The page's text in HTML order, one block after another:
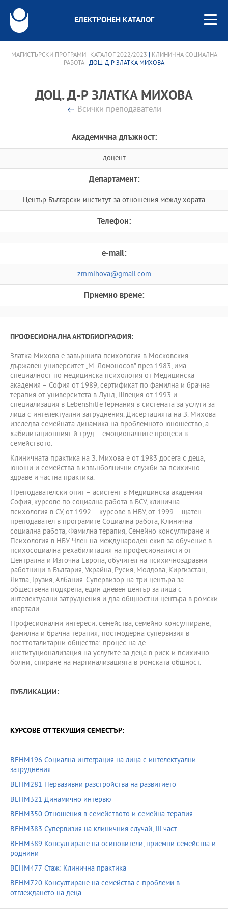
ЕЛЕКТРОНЕН КАТАЛОГ
МАГИСТЪРСКИ ПРОГРАМИ - КАТАЛОГ 2022/2023
КЛИНИЧНА СОЦИАЛНА
РАБОТА | ДОЦ. Д-Р ЗЛАТКА МИХОВА
ДОЦ. Д-Р ЗЛАТКА МИХОВА
Всички преподаватели
Академична длъжност:
доцент
Департамент:
Център Български институт за отношения между хората
Телефон:
e-mail:
zmmihova@gmail.com
Приемно време:
ПРОФЕСИОНАЛНА АВТОБИОГРАФИЯ:
Златка Михова е завършила психология в Московския
държавен университет „М. Ломоносов” през 1983, има
специалност по медицинска психология от Медицинска
академия – София от 1989, сертификат по фамилна и брачна
терапия от университета в Лунд, Швеция от 1993 и
специализация в Lebenshilfe Германия в системата за услуги за
лица с интелектуални затруднения. Дисертацията на З. Михова
изследва семейната динамика на проблемното юношество, а
хабилитационният й труд – емоционалните процеси в
семейството.
Клиничната практика на З. Михова е от 1983 досега с деца,
юноши и семейства в извънболнични служби за психично
здраве и частна практика.
Преподавателски опит – асистент в Медицинска академия
София, курсове по социална работа в БСУ, клинична
психология в СУ, от 1992 – курсове в НБУ, от 1999 – щатен
преподавател в програмите Социална работа, Клинична
социална работа, Фамилна терапия, Семейно консултиране и
Психология в НБУ. Член на международен екип за обучение в
психосоциална рехабилитация на професионалисти от
Централна и Източна Европа, обучител на психичноздравни
работници в България, Украйна, Русия, Молдова, Киргизстан,
Литва, Грузия, Албания. Супервизор на три центъра за
обществена подкрепа, един дневен център за лица с
интелектуални затруднения и два общностни центъра в ромски
квартали.
Професионални интереси: семейства, семейно консултиране,
фамилна и брачна терапия; постмодерна супервизия в
посттоталитарни общества; процес на де-
институционализация на услугите за деца в риск и психично
болни; спиране на маргинализацията в ромската общност.
ПУБЛИКАЦИИ:
КУРСОВЕ ОТ ТЕКУЩИЯ СЕМЕСТЪР:
BEHM196 Социална интеграция на лица с интелектуални
затруднения
BEHM281 Первазивни разстройства на развитието
BEHM321 Динамично интервю
BEHM350 Отношения в семейството и семейна терапия
BEHM383 Супервизия на клиничния случай, III част
BEHM389 Консултиране на осиновители, приемни семейства и
роднини
BEHM477 Стаж: Клинична практика
BEHM720 Консултиране на семейства с проблеми в
отглеждането на деца